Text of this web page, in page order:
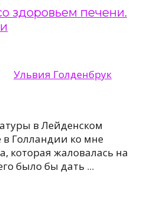
здоровьем печени.
Ульвия Голденбрук
в Лейденском
Голландии ко мне
которая жаловалась на
было бы дать ...